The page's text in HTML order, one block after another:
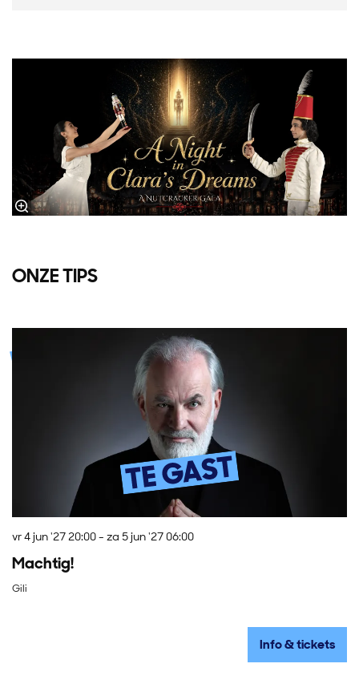
ONZE TIPS
Machtig!
Gili
vr 4 jun '2720:00- za 5 jun '2706:00
Info & tickets